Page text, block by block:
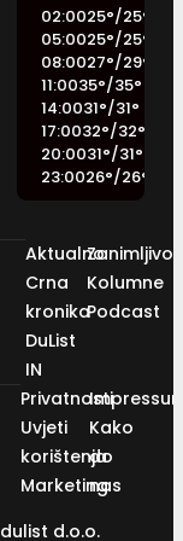
02:0025°/25°
05:0025°/25°
08:0027°/29°
11:0035°/35°
14:0031°/31°
17:0032°/32°
20:0031°/31°
23:0026°/26°
Aktualno
Crna
kronika
DuList
IN
Kolumne
Podcast
Privatnosti
Uvjeti
korištenja
Marketing
Kako
do
nas
dulist d.o.o.